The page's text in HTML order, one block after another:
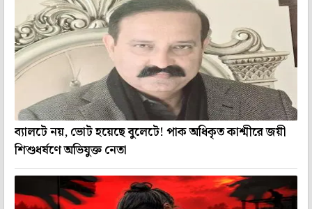
ব্যালটে নয়, ভোট হয়েছে বুলেটে! পাক অধিকৃত কাশ্মীরে জয়ী
শিশুধর্ষণে অভিযুক্ত নেতা